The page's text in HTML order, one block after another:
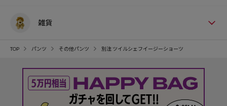
雑貨
TOP パンツ その他パンツ 別注 ツイルシェフイージーショーツ